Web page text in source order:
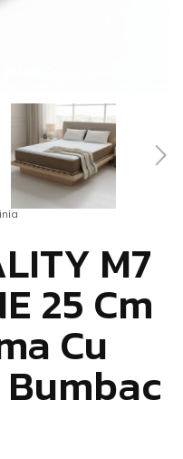
M7
25 Cm
Cu